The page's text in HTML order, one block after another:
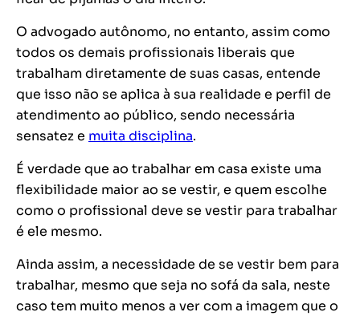
O advogado autônomo, no entanto, assim como
todos os demais profissionais liberais que
trabalham diretamente de suas casas, entende
que isso não se aplica à sua realidade e perfil de
atendimento ao público, sendo necessária
sensatez e muita disciplina.
É verdade que ao trabalhar em casa existe uma
flexibilidade maior ao se vestir, e quem escolhe
como o profissional deve se vestir para trabalhar
é ele mesmo.
Ainda assim, a necessidade de se vestir bem para
trabalhar, mesmo que seja no sofá da sala, neste
caso tem muito menos a ver com a imagem que o